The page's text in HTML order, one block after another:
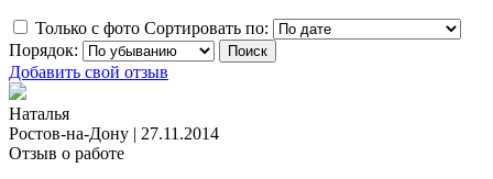
Только с фото Сортировать по:
Порядок:
Добавить свой отзыв
Наталья
Ростов-на-Дону | 27.11.2014
Отзыв о работе